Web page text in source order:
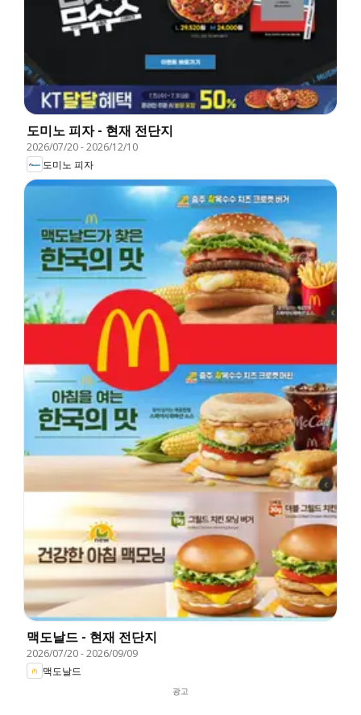
도미노 피자 - 현재 전단지
2026/07/20-2026/12/10
도미노 피자
맥도날드 - 현재 전단지
2026/07/20-2026/09/09
맥도날드
광고